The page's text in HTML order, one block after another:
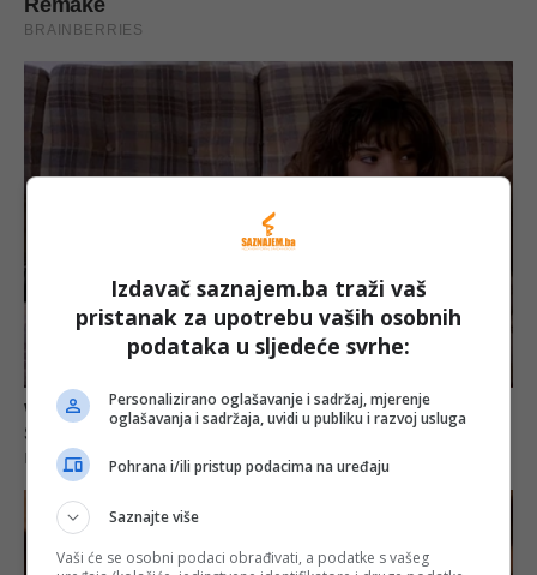
Izdavač saznajem.ba traži vaš
pristanak za upotrebu vaših osobnih
podataka u sljedeće svrhe:
Personalizirano oglašavanje i sadržaj, mjerenje
oglašavanja i sadržaja, uvidi u publiku i razvoj usluga
Pohrana i/ili pristup podacima na uređaju
Saznajte više
Vaši će se osobni podaci obrađivati, a podatke s vašeg